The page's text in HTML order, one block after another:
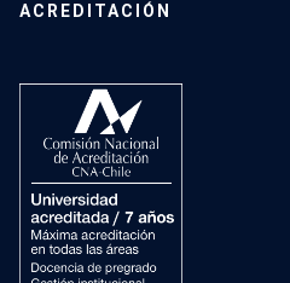
ACREDITACIÓN